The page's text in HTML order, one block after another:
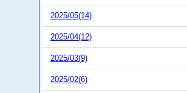
2025/05(14)
2025/04(12)
2025/03(9)
2025/02(6)